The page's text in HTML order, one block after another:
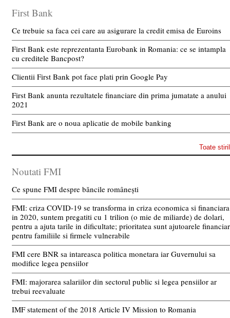
First Bank
Ce trebuie sa faca cei care au asigurare la credit emisa de Euroins
First Bank este reprezentanta Eurobank in Romania: ce se intampla
cu creditele Bancpost?
Clientii First Bank pot face plati prin Google Pay
First Bank anunta rezultatele financiare din prima jumatate a anului
2021
First Bank are o noua aplicatie de mobile banking
Toate
Noutati FMI
Ce spune FMI despre băncile românești
FMI: criza COVID-19 se transforma in criza economica si financiara
in 2020, suntem pregatiti cu 1 trilion (o mie de miliarde) de dolari,
pentru a ajuta tarile in dificultate; prioritatea sunt ajutoarele
pentru familiile si firmele vulnerabile
FMI cere BNR sa intareasca politica monetara iar Guvernului sa
modifice legea pensiilor
FMI: majorarea salariilor din sectorul public si legea pensiilor ar
trebui reevaluate
IMF statement of the 2018 Article IV Mission to Romania